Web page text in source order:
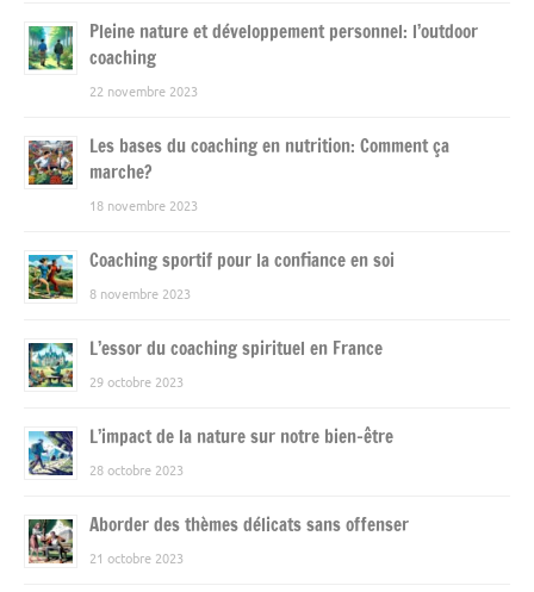
Pleine nature et développement personnel: l’outdoor
coaching
22 novembre 2023
Les bases du coaching en nutrition: Comment ça
marche?
18 novembre 2023
Coaching sportif pour la confiance en soi
8 novembre 2023
L’essor du coaching spirituel en France
29 octobre 2023
L’impact de la nature sur notre bien-être
28 octobre 2023
Aborder des thèmes délicats sans offenser
21 octobre 2023